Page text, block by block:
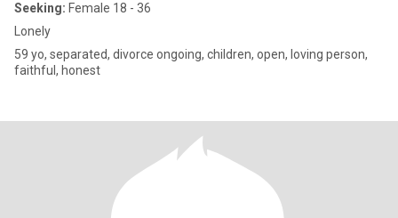
Seeking: Female 18 - 36
Lonely
59 yo, separated, divorce ongoing, children, open, loving person,
faithful, honest